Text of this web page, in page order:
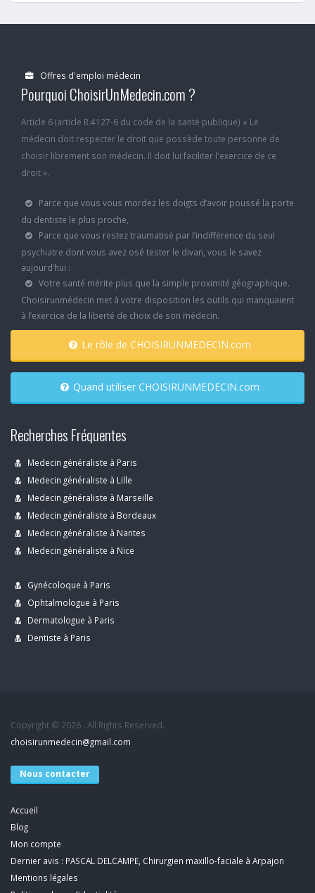
Offres d'emploi médecin
Pourquoi ChoisirUnMedecin.com ?
Article 6 (article R.4127-6 du code de la santé publique) « Le
médecin doit respecter le droit que possède toute personne de
choisir librement son médecin. Il doit lui faciliter l'exercice de ce
droit ».
Parce que vous vous mordez les doigts d’avoir poussé la porte
du dentiste le plus proche,
Parce que vous restez traumatisé par l’indifférence du seul
psychiatre dont vous avez osé tester le divan, vous le savez
aujourd’hui :
Votre santé mérite plus que la simple proximité géographique.
Choisirunmédecin met à votre disposition les outils qui manquaient
à l’exercice de la liberté de choix de son médecin.
Le rôle de CHOISIRUNMEDECIN.com
Quand utiliser CHOISIRUNMEDECIN.com
Recherches Fréquentes
Medecin généraliste à Paris
Medecin généraliste à Lille
Medecin généraliste à Marseille
Medecin généraliste à Bordeaux
Medecin généraliste à Nantes
Medecin généraliste à Nice
Gynécoloque à Paris
Ophtalmologue à Paris
Dermatologue à Paris
Dentiste à Paris
Copyright © 2026 . All Rights Reserved.
choisirunmedecin@gmail.com
Nous contacter
Accueil
Blog
Mon compte
Dernier avis : PASCAL DELCAMPE, Chirurgien maxillo-faciale à Arpajon
Mentions légales